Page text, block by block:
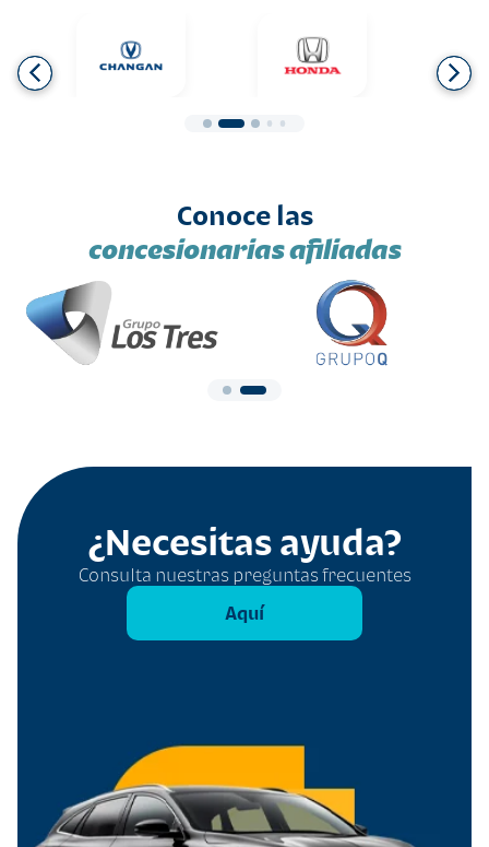
Conoce las
concesionarias afiliadas
¿Necesitas ayuda?
Consulta nuestras preguntas frecuentes
Aquí